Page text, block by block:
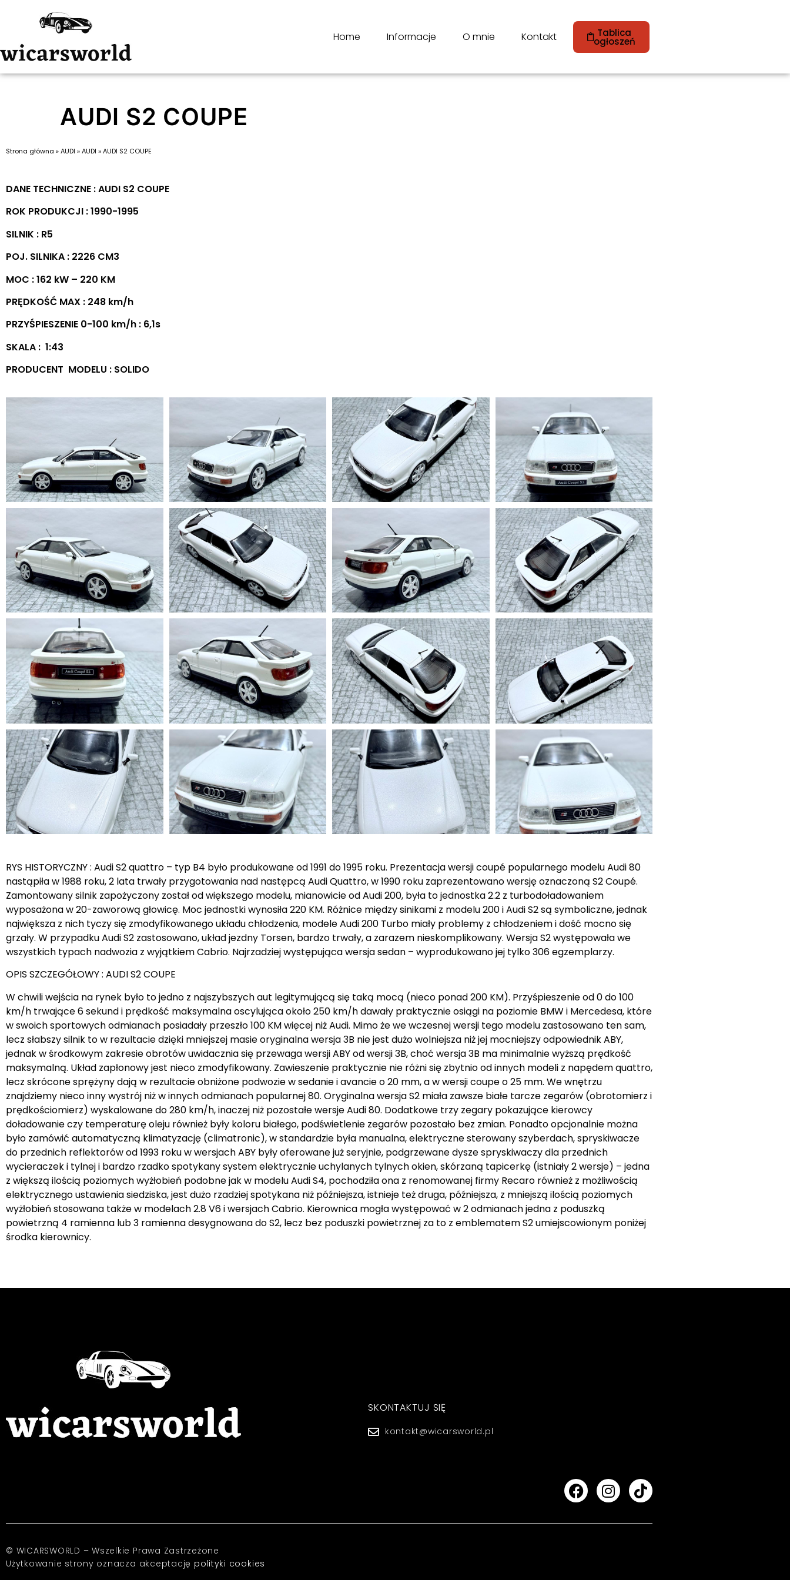
Home Informacje O mnie Kontakt Tablica
ogłoszeń
AUDI S2 COUPE
Strona główna »AUDI »AUDI »AUDI S2 COUPE
DANE TECHNICZNE : AUDI S2 COUPE
ROK PRODUKCJI : 1990-1995
SILNIK : R5
POJ. SILNIKA : 2226 CM3
MOC : 162 kW – 220 KM
PRĘDKOŚĆ MAX : 248 km/h
PRZYŚPIESZENIE 0-100 km/h : 6,1s
SKALA : 1:43
PRODUCENT MODELU : SOLIDO
RYS HISTORYCZNY : Audi S2 quattro – typ B4 było produkowane od 1991 do 1995 roku. Prezentacja wersji coupé popularnego modelu Audi 80
nastąpiła w 1988 roku, 2 lata trwały przygotowania nad następcą Audi Quattro, w 1990 roku zaprezentowano wersję oznaczoną S2 Coupé.
Zamontowany silnik zapożyczony został od większego modelu, mianowicie od Audi 200, była to jednostka 2.2 z turbodoładowaniem
wyposażona w 20-zaworową głowicę. Moc jednostki wynosiła 220 KM. Różnice między sinikami z modelu 200 i Audi S2 są symboliczne, jednak
największa z nich tyczy się zmodyfikowanego układu chłodzenia, modele Audi 200 Turbo miały problemy z chłodzeniem i dość mocno się
grzały. W przypadku Audi S2 zastosowano, układ jezdny Torsen, bardzo trwały, a zarazem nieskomplikowany. Wersja S2 występowała we
wszystkich typach nadwozia z wyjątkiem Cabrio. Najrzadziej występująca wersja sedan – wyprodukowano jej tylko 306 egzemplarzy.
OPIS SZCZEGÓŁOWY : AUDI S2 COUPE
W chwili wejścia na rynek było to jedno z najszybszych aut legitymującą się taką mocą (nieco ponad 200 KM). Przyśpieszenie od 0 do 100
km/h trwające 6 sekund i prędkość maksymalna oscylująca około 250 km/h dawały praktycznie osiągi na poziomie BMW i Mercedesa, które
w swoich sportowych odmianach posiadały przeszło 100 KM więcej niż Audi. Mimo że we wczesnej wersji tego modelu zastosowano ten sam,
lecz słabszy silnik to w rezultacie dzięki mniejszej masie oryginalna wersja 3B nie jest dużo wolniejsza niż jej mocniejszy odpowiednik ABY,
jednak w środkowym zakresie obrotów uwidacznia się przewaga wersji ABY od wersji 3B, choć wersja 3B ma minimalnie wyższą prędkość
maksymalną. Układ zapłonowy jest nieco zmodyfikowany. Zawieszenie praktycznie nie różni się zbytnio od innych modeli z napędem quattro,
lecz skrócone sprężyny dają w rezultacie obniżone podwozie w sedanie i avancie o 20 mm, a w wersji coupe o 25 mm. We wnętrzu
znajdziemy nieco inny wystrój niż w innych odmianach popularnej 80. Oryginalna wersja S2 miała zawsze białe tarcze zegarów (obrotomierz i
prędkościomierz) wyskalowane do 280 km/h, inaczej niż pozostałe wersje Audi 80. Dodatkowe trzy zegary pokazujące kierowcy
doładowanie czy temperaturę oleju również były koloru białego, podświetlenie zegarów pozostało bez zmian. Ponadto opcjonalnie można
było zamówić automatyczną klimatyzację (climatronic), w standardzie była manualna, elektryczne sterowany szyberdach, spryskiwacze
do przednich reflektorów od 1993 roku w wersjach ABY były oferowane już seryjnie, podgrzewane dysze spryskiwaczy dla przednich
wycieraczek i tylnej i bardzo rzadko spotykany system elektrycznie uchylanych tylnych okien, skórzaną tapicerkę (istniały 2 wersje) – jedna
z większą ilością poziomych wyżłobień podobne jak w modelu Audi S4, pochodziła ona z renomowanej firmy Recaro również z możliwością
elektrycznego ustawienia siedziska, jest dużo rzadziej spotykana niż późniejsza, istnieje też druga, późniejsza, z mniejszą ilością poziomych
wyżłobień stosowana także w modelach 2.8 V6 i wersjach Cabrio. Kierownica mogła występować w 2 odmianach jedna z poduszką
powietrzną 4 ramienna lub 3 ramienna desygnowana do S2, lecz bez poduszki powietrznej za to z emblematem S2 umiejscowionym poniżej
środka kierownicy.
SKONTAKTUJ SIĘ
kontakt@wicarsworld.pl
© WICARSWORLD – Wszelkie Prawa Zastrzeżone
Użytkowanie strony oznacza akceptację polityki cookies